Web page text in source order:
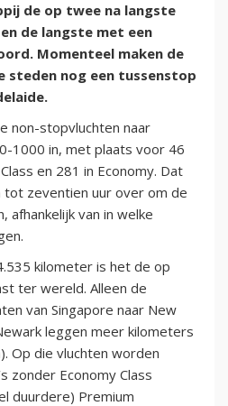
de op twee na langste
de langste met een
Momenteel maken de
steden nog een tussenstop
non-stopvluchten naar
1000 in, met plaats voor 46
en 281 in Economy. Dat
zeventien uur over om de
afhankelijk van in welke
kilometer is het de op
ter wereld. Alleen de
van Singapore naar New
leggen meer kilometers
Op die vluchten worden
zonder Economy Class
duurdere) Premium